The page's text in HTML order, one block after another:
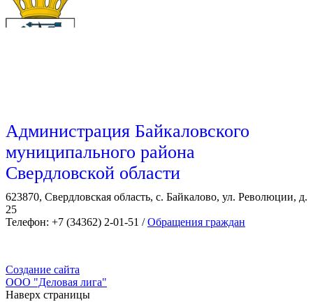
Администрация Байкаловского
муниципального района
Свердловской области
623870, Свердловская область, с. Байкалово, ул. Революции, д.
25
Телефон: +7 (34362) 2-01-51 /Обращения граждан
Создание сайта
ООО "Деловая лига"
Наверх страницы